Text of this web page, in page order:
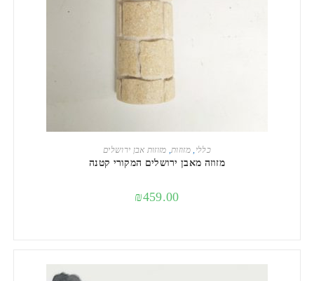
מידע נוסף כללי, מזוזות, מזוזות אבן ירושלים
מזוזה מאבן ירושלים המקורי קטנה
₪459.00